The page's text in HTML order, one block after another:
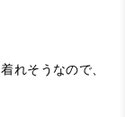
れそうなので、